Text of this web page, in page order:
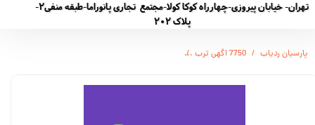
تهران- خیابان پیروزی-چهارراه کوکا کولا-مجتمع تجاری پانوراما-طبقه منفی2-
پلاک 202
پارسیان ردیاب 7750 اگهی ترب